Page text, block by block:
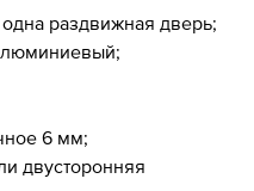
раздвижная дверь;
6 мм;
двусторонняя